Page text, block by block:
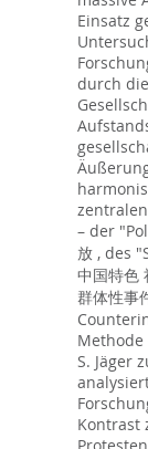
Einsatz
durch
– der
放 , des
中国特色
群体性
S. Jäger
Kontrast